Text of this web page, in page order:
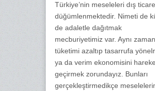
Türkiye’nin meseleleri dış
düğümlenmektedir. Nimeti de
de adaletle dağıtmak
mecburiyetimiz var. Aynı
tüketimi azaltıp tasarrufa
ya da verim ekonomisini
geçirmek zorundayız. Bunları
gerçekleştirmedikçe